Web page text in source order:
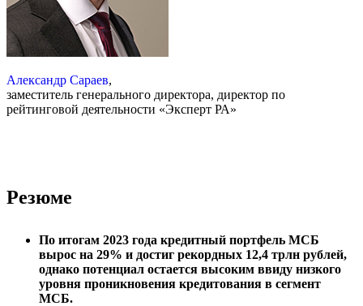
Александр Сараев,
заместитель генерального директора, директор по
рейтинговой деятельности «Эксперт РА»
Резюме
По итогам 2023 года кредитный портфель МСБ
вырос на 29% и достиг рекордных 12,4 трлн рублей,
однако потенциал остается высоким ввиду низкого
уровня проникновения кредитования в сегмент
МСБ.